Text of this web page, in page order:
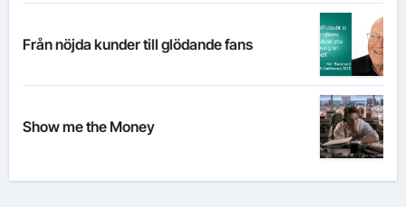
Från nöjda kunder till glödande fans
Show me the Money